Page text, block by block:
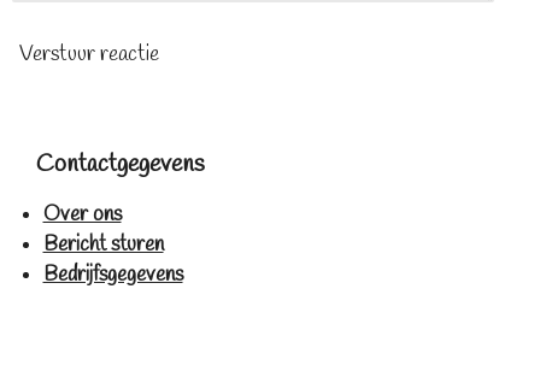
Verstuur reactie
Contactgegevens
Over ons
Bericht sturen
Bedrijfsgegevens